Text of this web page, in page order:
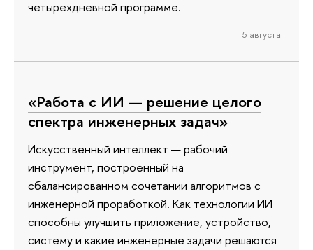
четырехдневной программе.
5 августа
«Работа с ИИ — решение целого
спектра инженерных задач»
Искусственный интеллект — рабочий
инструмент, построенный на
сбалансированном сочетании алгоритмов с
инженерной проработкой. Как технологии ИИ
способны улучшить приложение, устройство,
систему и какие инженерные задачи решаются